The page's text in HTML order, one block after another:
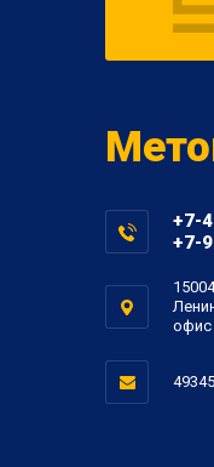
+7-
+7-
офис